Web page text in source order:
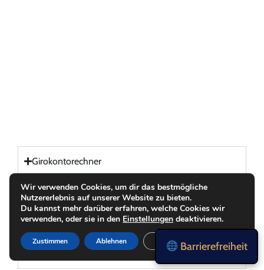
Girokontorechner
Internet Vergleichsrechner
Strom Vergleichsrechner
Gas Vergleichsrechner
Barrierefreiheit
Wir verwenden Cookies, um dir das bestmögliche
Nutzererlebnis auf unserer Website zu bieten.
Du kannst mehr darüber erfahren, welche Cookies wir
verwenden, oder sie in den Einstellungen deaktivieren.
Zustimmen Ablehnen Einstellungen